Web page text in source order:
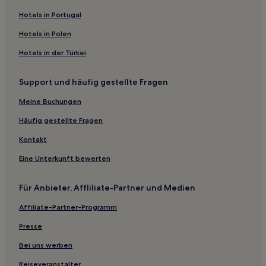
Günstige in Palermo Viejo
Lgbtqia-Freundliche in Palermo Viejo
Hotels mit Pool in Palermo Viejo
Hotels in Portugal
Hotels in Polen
Hotels in der Türkei
Support und häufig gestellte Fragen
Meine Buchungen
Häufig gestellte Fragen
Kontakt
Eine Unterkunft bewerten
Für Anbieter, Affliliate-Partner und Medien
Affiliate-Partner-Programm
Presse
Bei uns werben
Reiseveranstalter